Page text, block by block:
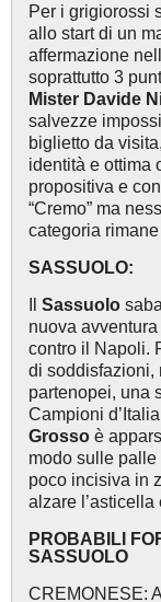
Per i grigiorossi
allo start di un
affermazione
soprattutto 3
Mister Davide
salvezze
biglietto da
identità e ottima
propositiva e
“Cremo” ma
categoria
SASSUOLO:
Sassuolo
nuova
contro il Napoli.
di soddisfazioni,
partenopei, una
Campioni
Grosso è
modo sulle
poco incisiva in
alzare
PROBABILI
SASSUOLO
CREMONESE: